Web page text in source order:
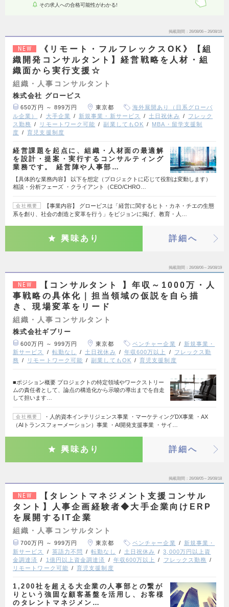
その求人への合格可能性がわかる!
掲載期間 26/08/06～26/08/19
NEW
《リモート・フルフレックスOK》【組
織開発コンサルタント】経営戦略を人材・組
織面から実行支援☆
組織・人事コンサルタント
株式会社 グロービス
650万円 ～ 899万円 東京都
海外展開あり（日系グローバ
ル企業）
大手企業 新規事業・新サービス 土日祝休み
フレック
ス勤務
リモートワーク可能 副業してもOK
MBA・留学支援制
度
育児支援制度
経営課題を起点に、組織・人材面の最適解
を設計・提案・実行するコンサルティング
業務です。 経営陣や人事部…
【具体的な業務内容】 以下を想定（プロジェクトに応じて役割は変動します）
相談・分析フェーズ ・クライアント（CEO/CHRO…
会社概要
【事業内容】 グロービスは「経営に関するヒト・カネ・チエの生態
系を創り、社会の創造と変革を行う」をビジョンに掲げ、教育・人…
興味あり 詳細へ
掲載期間 26/08/06～26/08/19
NEW
【コンサルタント 】年収～1000万・人
事戦略の具体化｜担当領域の仮説を自ら描
き、現場変革をリード
組織・人事コンサルタント
株式会社ギブリー
600万円 ～ 999万円 東京都 ベンチャー企業
新規事業・
新サービス
転勤なし 土日祝休み 年収600万以上
フレックス勤
務
リモートワーク可能 副業してもOK 育児支援制度
■ポジション概要 プロジェクトの特定領域やワークストリー
ムの責任者として、論点の構造化から示唆の導出までを自走
して担います…
会社概要
・人的資本インテリジェンス事業 ・マーケティングDX事業 ・AX
（AIトランスフォーメーション）事業 ・AI開発支援事業 ・サイ…
興味あり 詳細へ
掲載期間 26/08/05～26/08/18
NEW
【タレントマネジメント支援コンサル
タント】人事企画経験者◆大手企業向けERP
を展開するIT企業
組織・人事コンサルタント
700万円 ～ 999万円 東京都 ベンチャー企業
新規事業・
新サービス
英語力不問 転勤なし 土日祝休み
3,000万円以上資
金調達済
1億円以上資金調達済 年収600万以上
フレックス勤務
リモートワーク可能
育児支援制度
1,200社を超える大企業の人事部との繋が
りという強固な顧客基盤を活用し、お客様
のタレントマネジメン…